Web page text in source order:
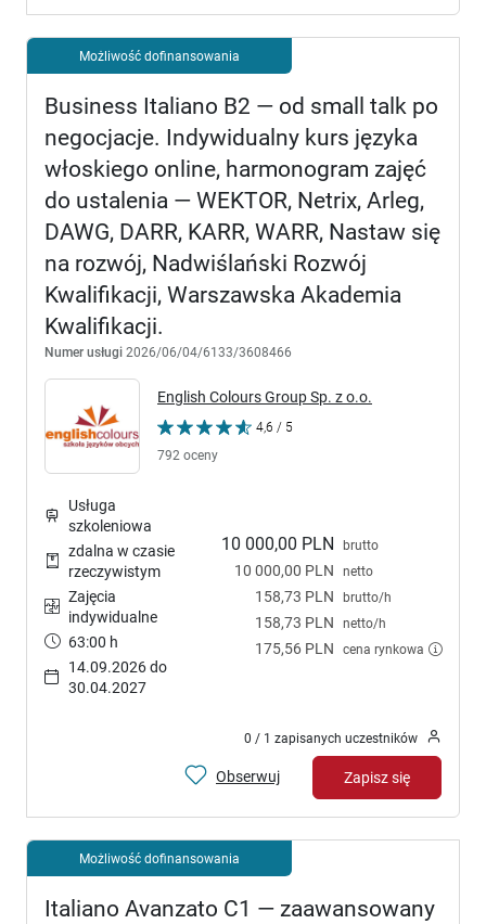
Możliwość dofinansowania
Business Italiano B2 — od small talk po
negocjacje. Indywidualny kurs języka
włoskiego online, harmonogram zajęć
do ustalenia — WEKTOR, Netrix, Arleg,
DAWG, DARR, KARR, WARR, Nastaw się
na rozwój, Nadwiślański Rozwój
Kwalifikacji, Warszawska Akademia
Kwalifikacji.
Numer usługi 2026/06/04/6133/3608466
English Colours Group Sp. z o.o.
4,6 / 5
792 oceny
10 000,00 PLN brutto
10 000,00 PLN netto
158,73 PLN brutto/h
158,73 PLN netto/h
175,56 PLN cena rynkowa
Usługa
szkoleniowa
zdalna w czasie
rzeczywistym
Zajęcia
indywidualne
63:00 h
14.09.2026 do
30.04.2027
0 / 1 zapisanych uczestników
Obserwuj Zapisz się
Możliwość dofinansowania
Italiano Avanzato C1 — zaawansowany